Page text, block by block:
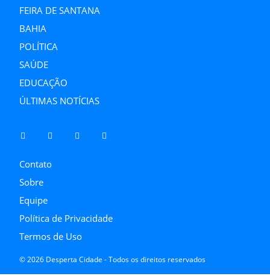
FEIRA DE SANTANA
BAHIA
POLÍTICA
SAÚDE
EDUCAÇÃO
ÚLTIMAS NOTÍCIAS
Contato
Sobre
Equipe
Política de Privacidade
Termos de Uso
© 2026 Desperta Cidade - Todos os direitos reservados